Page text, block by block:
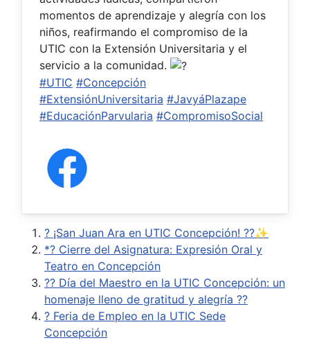
momentos de aprendizaje y alegría con los
niños, reafirmando el compromiso de la
UTIC con la Extensión Universitaria y el
servicio a la comunidad.
#UTIC #Concepción
#ExtensiónUniversitaria #JavyáPlazape
#EducaciónParvularia #CompromisoSocial
? ¡San Juan Ara en UTIC Concepción! ??✨
*? Cierre del Asignatura: Expresión Oral y
Teatro en Concepción
?? Día del Maestro en la UTIC Concepción: un
homenaje lleno de gratitud y alegría ??
? Feria de Empleo en la UTIC Sede
Concepción